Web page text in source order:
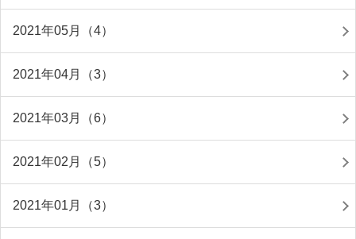
2021年05月（4）
2021年04月（3）
2021年03月（6）
2021年02月（5）
2021年01月（3）